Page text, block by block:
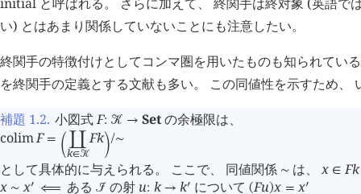
い) とはあまり関係していないことにも注意したい。
終関手の特徴付けとしてコンマ圏を用いたものも知られてい
を終関手の定義とする文献も多い。 この同値性を示すため、
補題 1.2. 小図式F: 󰒢 → Setの余極限は、
colimF = 󰀽
k∈󰒢
Fk󰁉/∼
として具体的に与えられる。 ここで、 同値関係 ∼ は、x ∈ Fk
x ∼ x󰎘 ⟸ ある󰒠 の射 u: k → k󰎘 について(Fu)x = x󰎘